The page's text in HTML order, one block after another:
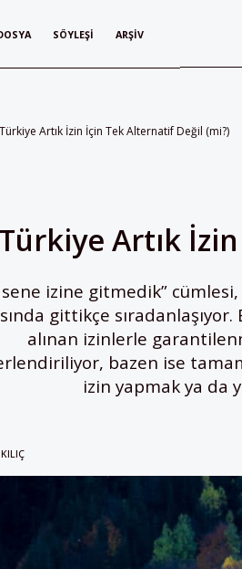
SÖYLEŞI ARŞIV
Türkiye Artık İzin İçin Tek Alternatif Değil (mi?)
Türkiye Artık
sene izine gitmedik”
gittikçe
alınan izinlerle
bazen ise
izin yapmak ya da